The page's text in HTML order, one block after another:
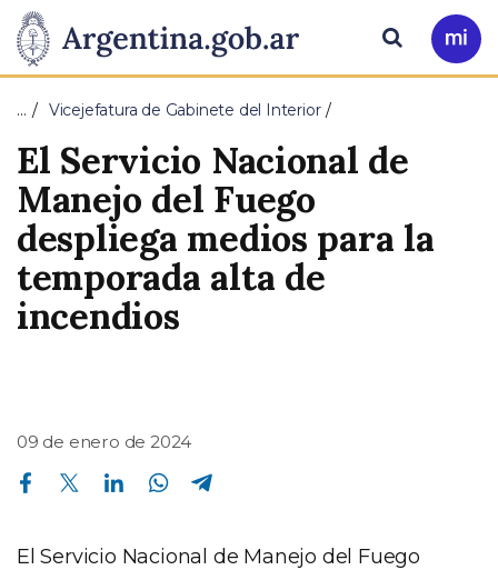
Presidencia
de
la
Nación
Pasar al contenido principal
Ir
a
Buscar
… Vicejefatura de Gabinete del Interior
El Servicio Nacional de
Manejo del Fuego
despliega medios para la
temporada alta de
incendios
09 de enero de 2024
Compartir en Facebook Compartir en Twitter Compartir en Linkedin Compartir en Whatsapp
El Servicio Nacional de Manejo del Fuego